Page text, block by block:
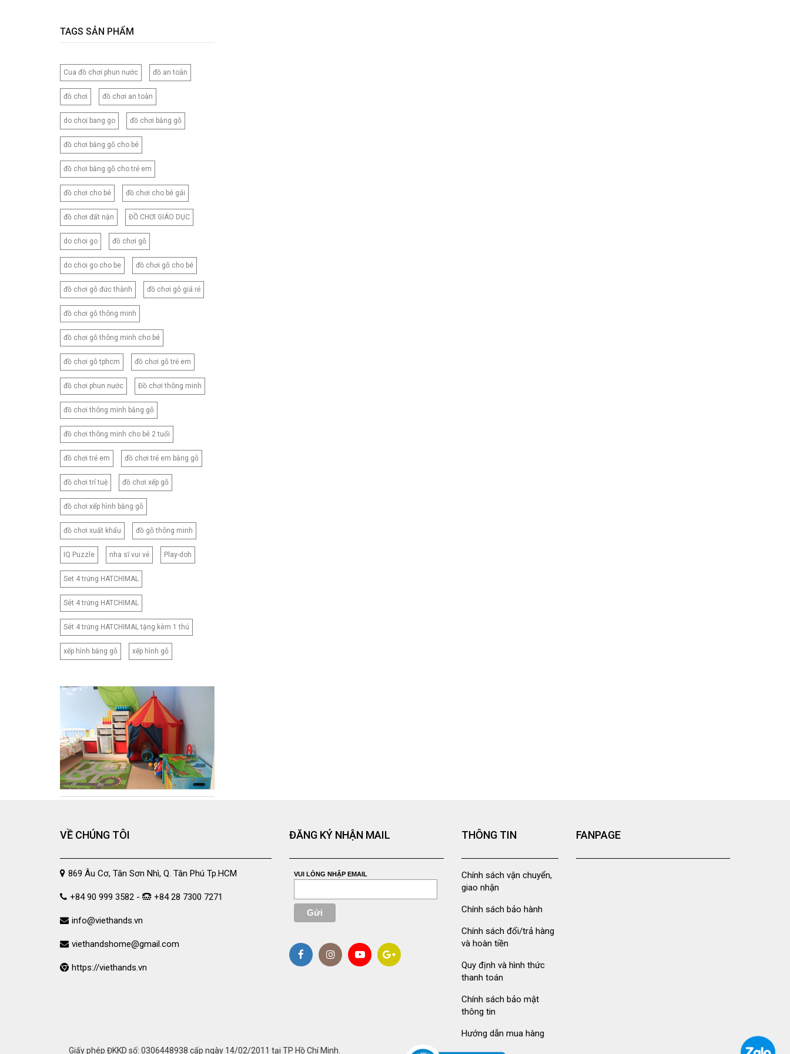
120X150CM
120X200CM
130X160CM
130X180CM
135X200CM
140X200CM
150X200CM
150X210CM
160X200CM
160X210CM
165CM
173X218CM
180X200CM
180X220CM
180X230CM
180X260CM
200X210CM
200X220CM
200X230CM
210X230CM
210X240CM
210X250CM
220X240CM
230X245CM
230X250CM
CNB2
CNB3
CNB4
TAGS SẢN PHẨM
Cua đồ chơi phun nước đồ an toàn
đồ chơi đồ chơi an toàn
do choi bang go đồ chơi bằng gỗ
đồ chơi bằng gỗ cho bé
đồ chơi bằng gỗ cho trẻ em
đồ chơi cho bé đồ chơi cho bé gái
đồ chơi đất nặn ĐỒ CHƠI GIÁO DỤC
do choi go đồ chơi gỗ
do choi go cho be đồ chơi gỗ cho bé
đồ chơi gỗ đức thành đồ chơi gỗ giá rẻ
đồ chơi gỗ thông minh
đồ chơi gỗ thông minh cho bé
đồ chơi gỗ tphcm đồ chơi gỗ trẻ em
đồ chơi phun nước Đồ chơi thông minh
đồ chơi thông minh bằng gỗ
đồ chơi thông minh cho bé 2 tuổi
đồ chơi trẻ em đồ chơi trẻ em bằng gỗ
đồ chơi trí tuệ đồ chơi xếp gỗ
đồ chơi xếp hình bằng gỗ
đồ chơi xuất khẩu đồ gỗ thông minh
IQ Puzzle nha sĩ vui vẻ Play-doh
Set 4 trứng HATCHIMAL
Sét 4 trứng HATCHIMAL
Sét 4 trứng HATCHIMAL tặng kèm 1 thú
xếp hình bằng gỗ xếp hình gỗ
VỀ CHÚNG TÔI
869 Âu Cơ, Tân Sơn Nhì, Q. Tân Phú Tp.HCM
+84 90 999 3582 - +84 28 7300 7271
info@viethands.vn
viethandshome@gmail.com
https://viethands.vn
ĐĂNG KÝ NHẬN MAIL
VUI LÒNG NHẬP EMAIL
THÔNG TIN
Chính sách vận chuyển,
giao nhận
Chính sách bảo hành
Chính sách đổi/trả hàng
và hoàn tiền
Quy định và hình thức
thanh toán
Chính sách bảo mật
thông tin
Hướng dẫn mua hàng
FANPAGE
Giấy phép ĐKKD số: 0306448938 cấp ngày 14/02/2011 tại TP Hồ Chí Minh.